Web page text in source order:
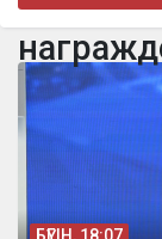
бүгін, 16:41
Шымкентте үш
кетті